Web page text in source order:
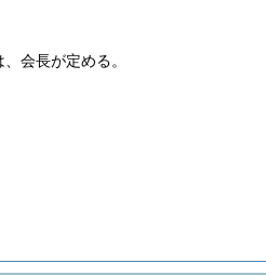
会長が定める。